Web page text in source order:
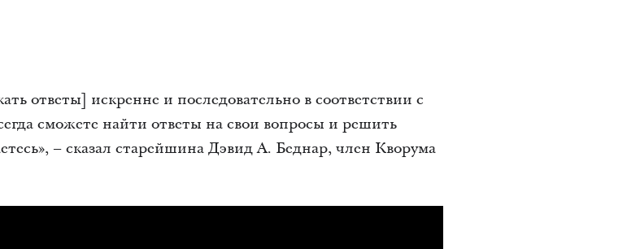
ответы] искренне и последовательно в соответствии с
сможете найти ответы на свои вопросы и решить
– сказал старейшина Дэвид А. Беднар, член Кворума